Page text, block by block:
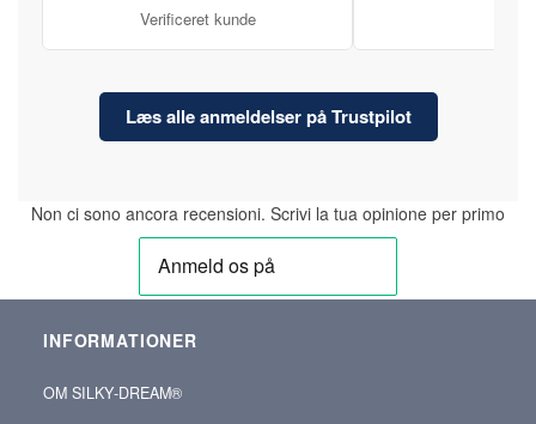
Verificeret kunde
Læs alle anmeldelser på Trustpilot
Non ci sono ancora recensioni. Scrivi la tua opinione per primo
INFORMATIONER
OM SILKY‑DREAM®